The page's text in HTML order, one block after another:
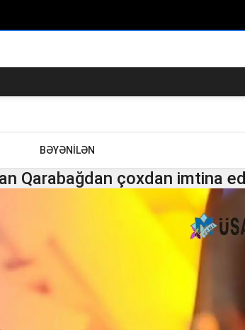
BƏYƏNİLƏN
Qarabağdan çoxdan imtina